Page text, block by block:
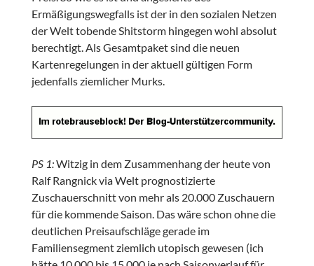
Ermäßigungswegfalls ist der in den sozialen Netzen
der Welt tobende Shitstorm hingegen wohl absolut
berechtigt. Als Gesamtpaket sind die neuen
Kartenregelungen in der aktuell gültigen Form
jedenfalls ziemlicher Murks.
PS 1:Witzig in dem Zusammenhang der heute von
Ralf Rangnick via Welt prognostizierte
Zuschauerschnitt von mehr als 20.000 Zuschauern
für die kommende Saison. Das wäre schon ohne die
deutlichen Preisaufschläge gerade im
Familiensegment ziemlich utopisch gewesen (ich